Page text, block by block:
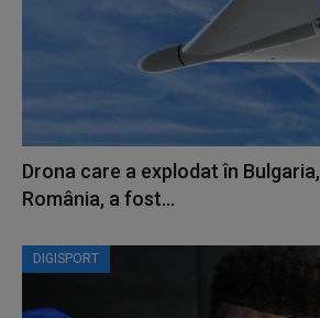
Drona care a explodat în
România, a fost...
DIGISPORT